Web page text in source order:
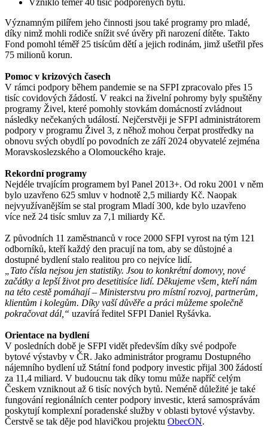
Významným pilířem jeho činnosti jsou také programy pro mladé,
díky nimž mohli rodiče snížit své úvěry při narození dítěte. Takto
Fond pomohl téměř 25 tisícům dětí a jejich rodinám, jimž ušetřil přes
75 milionů korun.
Pomoc v krizových časech
V rámci podpory během pandemie se na SFPI zpracovalo přes 15
tisíc covidových žádostí. V reakci na živelní pohromy byly spuštěny
programy Živel, které pomohly stovkám domácností zvládnout
následky nečekaných událostí. Nejčerstvěji je SFPI administrátorem
podpory v programu Živel 3, z něhož mohou čerpat prostředky na
obnovu svých obydlí po povodních ze září 2024 obyvatelé zejména
Moravskoslezského a Olomouckého kraje.
Rekordní programy
Nejdéle trvajícím programem byl Panel 2013+. Od roku 2001 v něm
bylo uzavřeno 625 smluv v hodnotě 2,5 miliardy Kč. Naopak
nejvyužívanějším se stal program Mladí 300, kde bylo uzavřeno
více než 24 tisíc smluv za 7,1 miliardy Kč.
Z původních 11 zaměstnanců v roce 2000 SFPI vyrost na tým 121
odborníků, kteří každý den pracují na tom, aby se důstojné a
dostupné bydlení stalo realitou pro co nejvíce lidí.
„Tato čísla nejsou jen statistiky. Jsou to konkrétní domovy, nové
začátky a lepší život pro desetitisíce lidí. Děkujeme všem, kteří nám
na této cestě pomáhají – Ministerstvu pro místní rozvoj, partnerům,
klientům i kolegům. Díky vaší důvěře a práci můžeme společně
pokračovat dál,“ uzavírá ředitel SFPI Daniel Ryšávka.
Orientace na bydlení
V posledních době je SFPI vidět především díky své podpoře
bytové výstavby v ČR. Jako administrátor programu Dostupného
nájemního bydlení už Státní fond podpory investic přijal 300 žádostí
za 11,4 miliard. V budoucnu tak díky tomu může napříč celým
Českem vzniknout až 6 tisíc nových bytů. Neméně důležité je také
fungování regionálních center podpory investic, která samosprávám
poskytují komplexní poradenské služby v oblasti bytové výstavby.
Čerstvě se tak děje pod hlavičkou projektu ObecON.